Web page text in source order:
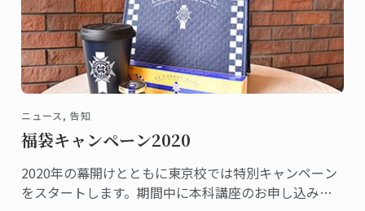
ニュース, 告知
福袋キャンペーン2020
2020年の幕開けとともに東京校では特別キャンペーン
をスタートします。期間中に本科講座のお申し込みと